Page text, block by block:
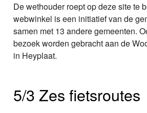
De wethouder roept op deze site te
webwinkel is een initiatief van de
samen met 13 andere gemeenten.
bezoek worden gebracht aan de
in Heyplaat.
5/3 Zes fietsroutes